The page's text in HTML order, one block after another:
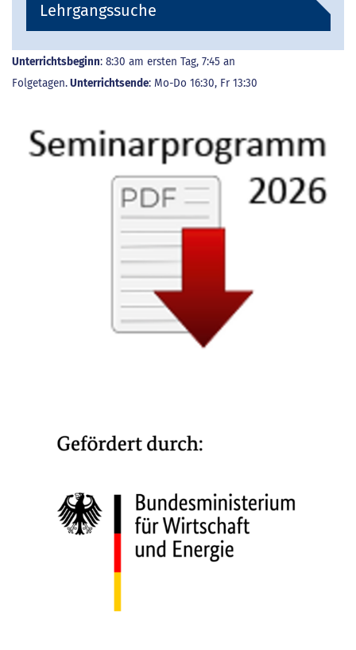
Lehrgangssuche
Unterrichtsbeginn: 8:30 am ersten Tag, 7:45 an
Folgetagen.Unterrichtsende: Mo-Do 16:30, Fr 13:30